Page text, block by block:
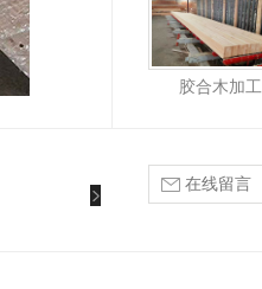
胶合木加工
在线留言